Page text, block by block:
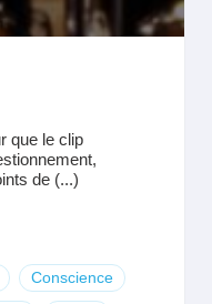
que le clip
de (...)
Conscience